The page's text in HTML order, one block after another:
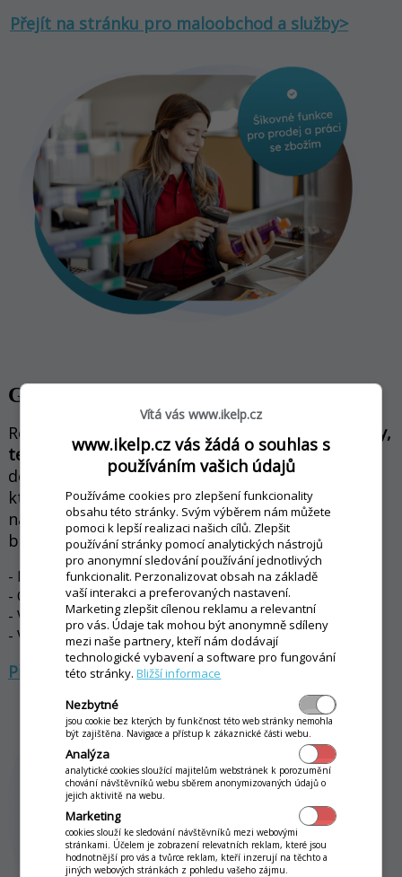
Přejít na stránku pro maloobchod a služby>
Gastro a samoobsluha
Restaurační modul
pro restaurace, kavárny, bary,
terasy a kiosky. Propracovaný do posledního
detailu, zastřeší potřeby menších provozů,
kterým šetří místo i finance, ale i potřeby
náročných provozů, které hledají rychlá a
bezvadná řešení
- Mobilní číšník a Inteligentní stůl s QR kódem
- Online objednávky s vlastní donáškou
- Věrnostní systém, akce a zákaznické karty
- Vyvolávací displej se statusem objednávek
Přejít na stránku pro gastroprovozy >
Vítá vás www.ikelp.cz
www.ikelp.cz vás žádá o souhlas s
používáním vašich údajů
Používáme cookies pro zlepšení funkcionality
obsahu této stránky. Svým výběrem nám můžete
pomoci k lepší realizaci našich cílů. Zlepšit
používání stránky pomocí analytických nástrojů
pro anonymní sledování používání jednotlivých
funkcionalit. Perzonalizovat obsah na základě
vaší interakci a preferovaných nastavení.
Marketing zlepšit cílenou reklamu a relevantní
pro vás. Údaje tak mohou být anonymně sdíleny
mezi naše partnery, kteří nám dodávají
technologické vybavení a software pro fungování
této stránky.Bližší informace
Nezbytné
jsou cookie bez kterých by funkčnost této web stránky nemohla
být zajištěna. Navigace a přístup k zákaznické části webu.
Analýza
analytické cookies sloužící majitelům webstránek k porozumění
chování návštěvníků webu sběrem anonymizovaných údajů o
jejich aktivitě na webu.
Marketing
cookies slouží ke sledování návštěvníků mezi webovými
stránkami. Účelem je zobrazení relevatních reklam, které jsou
hodnotnější pro vás a tvůrce reklam, kteří inzerují na těchto a
jiných webových stránkách z pohledu vašeho zájmu.